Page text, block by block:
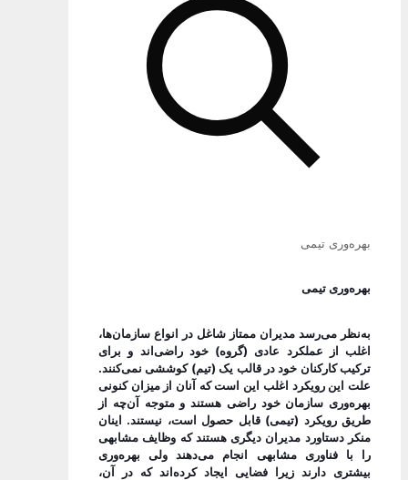
بهره‌وری تیمی
بهره‌وری تیمی
به‌نظر می‌رسد مدیران ممتاز شاغل در انواع سازمان‌ها،
اغلب از عملکرد عادی (گروه) خود راضی‌اند و برای
ترکیب کارکنان خود در قالب یک (تیم) کوششی نمی‌کنند.
علت این رویکرد اغلب این است که آنان از میزان کنونی
بهره‌وری سازمان خود راضی هستند و متوجه آن‌چه از
طریق رویکرد (تیمی) قابل حصول است، نیستند. اینان
منکر دستاورد مدیران دیگری هستند که وظایف مشابهی
را با فناوری مشابهی انجام می‌دهند ولی بهره‌وری
بیشتری دارند زیرا فضایی ایجاد کرده‌اند که در آن،